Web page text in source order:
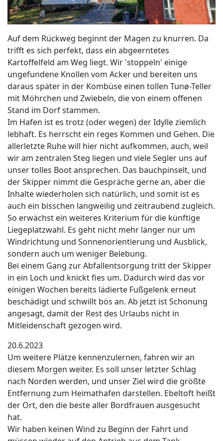
Auf dem Rückweg beginnt der Magen zu knurren. Da
trifft es sich perfekt, dass ein abgeerntetes
Kartoffelfeld am Weg liegt. Wir 'stoppeln' einige
ungefundene Knollen vom Acker und bereiten uns
daraus später in der Kombüse einen tollen Tunø-Teller
mit Möhrchen und Zwiebeln, die von einem offenen
Stand im Dorf stammen.
Im Hafen ist es trotz (oder wegen) der Idylle ziemlich
lebhaft. Es herrscht ein reges Kommen und Gehen. Die
allerletzte Ruhe will hier nicht aufkommen, auch, weil
wir am zentralen Steg liegen und viele Segler uns auf
unser tolles Boot ansprechen. Das bauchpinselt, und
der Skipper nimmt die Gespräche gerne an, aber die
Inhalte wiederholen sich natürlich, und somit ist es
auch ein bisschen langweilig und zeitraubend zugleich.
So erwächst ein weiteres Kriterium für die künftige
Liegeplatzwahl. Es geht nicht mehr länger nur um
Windrichtung und Sonnenorientierung und Ausblick,
sondern auch um weniger Belebung.
Bei einem Gang zur Abfallentsorgung tritt der Skipper
in ein Loch und knickt fies um. Dadurch wird das vor
einigen Wochen bereits lädierte Fußgelenk erneut
beschädigt und schwillt bös an. Ab jetzt ist Schonung
angesagt, damit der Rest des Urlaubs nicht in
Mitleidenschaft gezogen wird.
20.6.2023
Um weitere Plätze kennenzulernen, fahren wir an
diesem Morgen weiter. Es soll unser letzter Schlag
nach Norden werden, und unser Ziel wird die größte
Entfernung zum Heimathafen darstellen. Ebeltoft heißt
der Ort, den die beste aller Bordfrauen ausgesucht
hat.
Wir haben keinen Wind zu Beginn der Fahrt und